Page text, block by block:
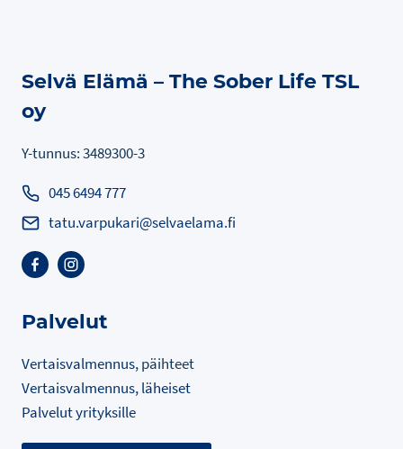
Selvä Elämä – The Sober Life TSL
oy
Y-tunnus: 3489300-3
045 6494 777
tatu.varpukari@selvaelama.fi
Palvelut
Vertaisvalmennus, päihteet
Vertaisvalmennus, läheiset
Palvelut yrityksille